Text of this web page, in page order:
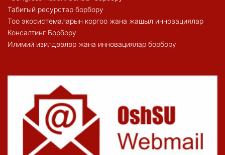
Табигый ресурстар борбору
Тоо экосистемаларын коргоо жана жашыл инновациялар
Консалтинг Борбору
Илимий изилдөөлөр жана инновациялар борбору